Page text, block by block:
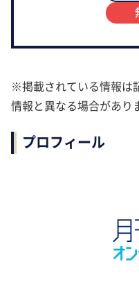
※掲載されている情報は
情報と異なる場合があり
プロフィール